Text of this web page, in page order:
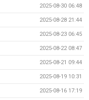
2025-08-30 06:48
2025-08-28 21:44
2025-08-23 06:45
2025-08-22 08:47
2025-08-21 09:44
2025-08-19 10:31
2025-08-16 17:19